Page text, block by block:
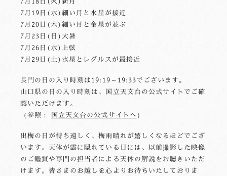
7月19日(水)細い月と水星が接近
7月20日(木)細い月と金星が並ぶ
7月23日(日)大暑
7月26日(水)上弦
7月29日(土)水星とレグルスが最接近
長門の日の入り時刻は19:19～19:33でございます。
山口県の日の入り時刻は、国立天文台の公式サイトでご確
認いただけます。
（参照： 国立天文台の公式サイトへ ）
出梅の日が待ち遠しく、梅雨晴れが嬉しくなるほどでござ
います。天体が雲に隠れている日には、以前撮影した映像
のご鑑賞や専門の担当者による天体の解説をお聴きいただ
けます。皆さまのお越しを心よりお待ちいたしておりま